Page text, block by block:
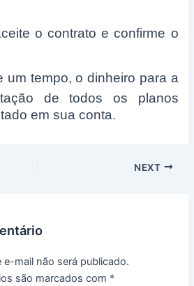
o contrato e confirme o
um tempo, o dinheiro para a
de todos os planos
em sua conta.
NEXT
e-mail não será publicado.
são marcados com *